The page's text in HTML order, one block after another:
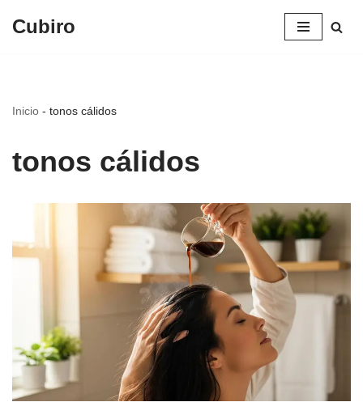
Cubiro
Inicio - tonos cálidos
tonos cálidos